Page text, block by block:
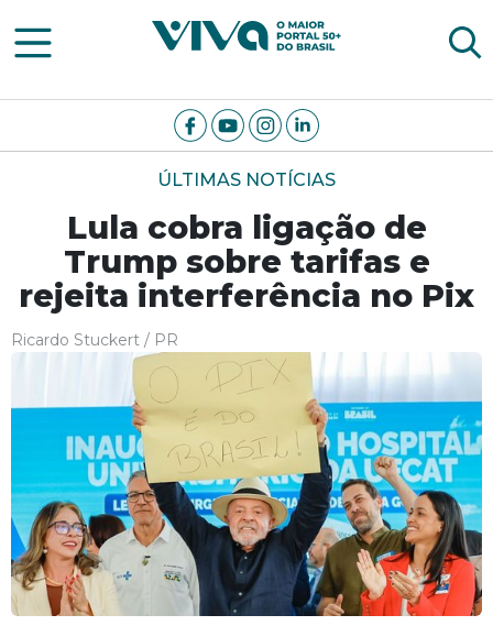
Viva Notícias
ÚLTIMAS NOTÍCIAS
Lula cobra ligação de
Trump sobre tarifas e
rejeita interferência no Pix
Ricardo Stuckert / PR